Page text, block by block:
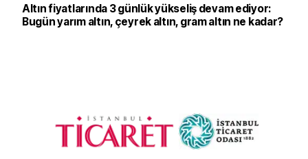
Altın fiyatlarında 3 günlük yükseliş devam ediyor:
Bugün yarım altın, çeyrek altın, gram altın ne kadar?